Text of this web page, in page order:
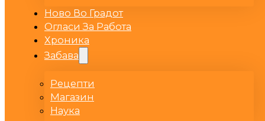
Ново Во Градот
Огласи За Работа
Хроника
Забава
Рецепти
Магазин
Наука